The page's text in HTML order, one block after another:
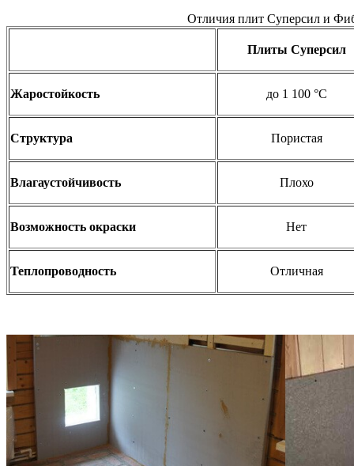
Отличия плит Суперсил и
Плиты Суперсил
Жаростойкость до 1 100 °C
Структура Пористая
Влагаустойчивость Плохо
Возможность окраски Нет
Теплопроводность Отличная